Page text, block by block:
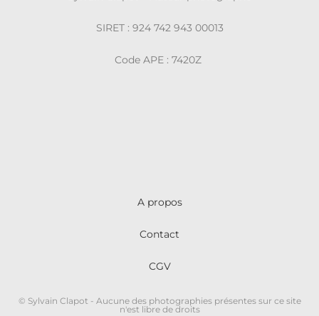
SIRET : 924 742 943 00013
Code APE : 7420Z
A propos
Contact
CGV
© Sylvain Clapot - Aucune des photographies présentes sur ce site
n'est libre de droits